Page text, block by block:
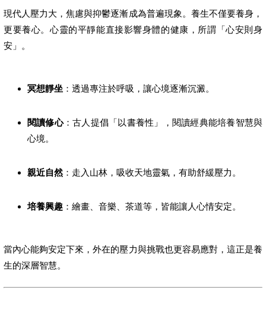
現代人壓力大，焦慮與抑鬱逐漸成為普遍現象。養生不僅要養身，
更要養心。心靈的平靜能直接影響身體的健康，所謂「心安則身
安」。
冥想靜坐 ：透過專注於呼吸，讓心境逐漸沉澱。
閱讀修心：古人提倡「以書養性」，閱讀經典能培養智慧與
心境。
親近自然：走入山林，吸收天地靈氣，有助舒緩壓力。
培養興趣 ：繪畫、音樂、茶道等，皆能讓人心情安定。
當內心能夠安定下來，外在的壓力與挑戰也更容易應對，這正是養
生的深層智慧。